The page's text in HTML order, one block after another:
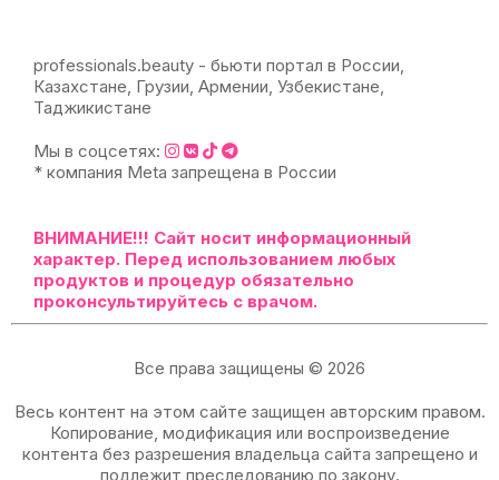
professionals.beauty - бьюти портал в России,
Казахстане, Грузии, Армении, Узбекистане,
Таджикистане
Мы в соцсетях:
* компания Meta запрещена в России
ВНИМАНИЕ!!! Сайт носит информационный
характер. Перед использованием любых
продуктов и процедур обязательно
проконсультируйтесь с врачом.
Все права защищены © 2026
Весь контент на этом сайте защищен авторским правом.
Копирование, модификация или воспроизведение
контента без разрешения владельца сайта запрещено и
подлежит преследованию по закону.